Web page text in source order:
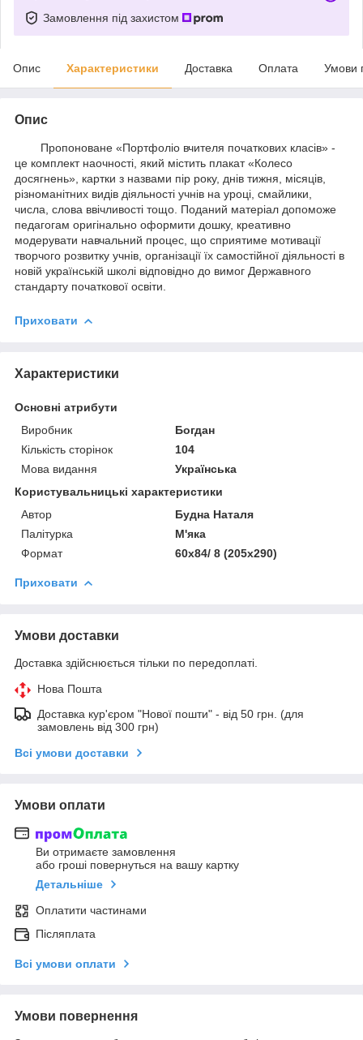
Замовлення під захистом
Опис Характеристики Доставка Оплата Умови
Опис
Пропоноване «Портфоліо вчителя початкових класів» -
це комплект наочності, який містить плакат «Колесо
досягнень», картки з назвами пір року, днів тижня, місяців,
різноманітних видів діяльності учнів на уроці, смайлики,
числа, слова ввічливості тощо. Поданий матеріал допоможе
педагогам оригінально оформити дошку, креативно
модерувати навчальний процес, що сприятиме мотивації
творчого розвитку учнів, організації їх самостійної діяльності в
новій українській школі відповідно до вимог Державного
стандарту початкової освіти.
Приховати
Характеристики
Основні атрибути
Виробник
Богдан
Кількість сторінок
104
Мова видання
Українська
Користувальницькі характеристики
Автор
Будна Наталя
Палітурка
М'яка
Формат
60х84/ 8 (205х290)
Приховати
Умови доставки
Доставка здійснюється тільки по передоплаті.
Нова Пошта
Доставка кур'єром "Нової пошти" - від 50 грн. (для
замовлень від 300 грн)
Всі умови доставки
Умови оплати
Ви отримаєте замовлення
або гроші повернуться на вашу картку
Детальніше
Оплатити частинами
Післяплата
Всі умови оплати
Умови повернення